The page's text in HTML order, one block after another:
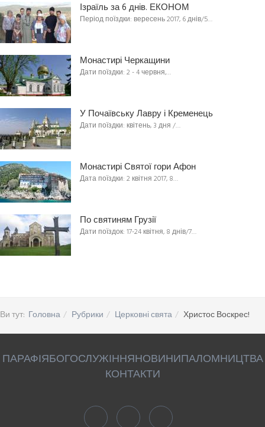
Ізраїль за 6 днів. ЕКОНОМ
Період поїздки: вересень 2017, 6 днів/5…
Монастирі Черкащини
Дати поїздки: 2 - 4 червня,…
У Почаївську Лавру і Кременець
Дати поїздки: квітень, 3 дня /…
Монастирі Святої гори Афон
Дата поїздки: 2 квітня 2017, 8…
По святиням Грузії
Дати поїздок: 17-24 квітня, 8 днів/7…
Ви тут: Головна Рубрики Церковні свята Христос Воскрес!
ПАРАФІЯБОГОСЛУЖІННЯНОВИНИПАЛОМНИЦТВА
КОНТАКТИ